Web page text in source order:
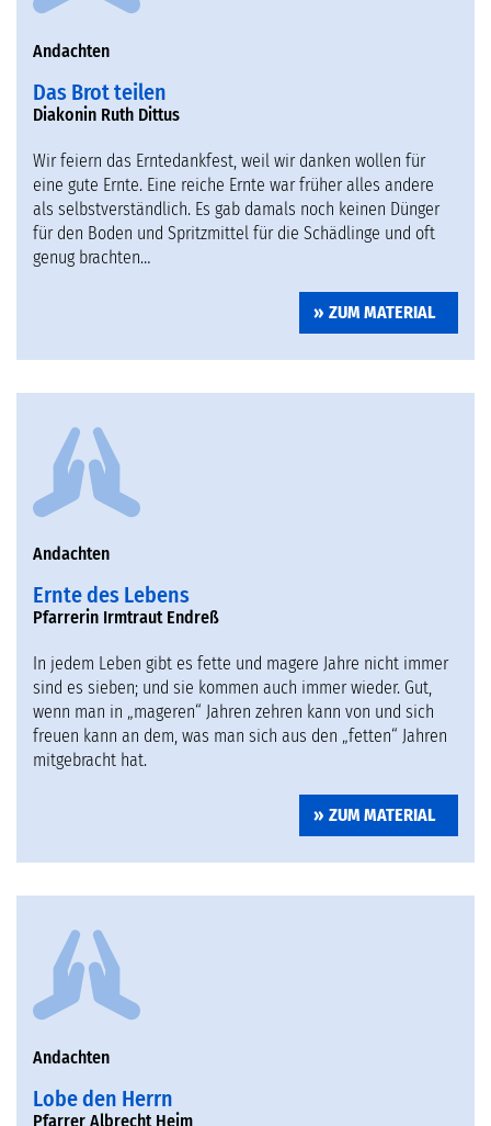
Andachten
Das Brot teilen
Diakonin Ruth Dittus
Wir feiern das Erntedankfest, weil wir danken wollen für
eine gute Ernte. Eine reiche Ernte war früher alles andere
als selbstverständlich. Es gab damals noch keinen Dünger
für den Boden und Spritzmittel für die Schädlinge und oft
genug brachten…
ZUM MATERIAL
Andachten
Ernte des Lebens
Pfarrerin Irmtraut Endreß
In jedem Leben gibt es fette und magere Jahre nicht immer
sind es sieben; und sie kommen auch immer wieder. Gut,
wenn man in „mageren“ Jahren zehren kann von und sich
freuen kann an dem, was man sich aus den „fetten“ Jahren
mitgebracht hat.
ZUM MATERIAL
Andachten
Lobe den Herrn
Pfarrer Albrecht Heim